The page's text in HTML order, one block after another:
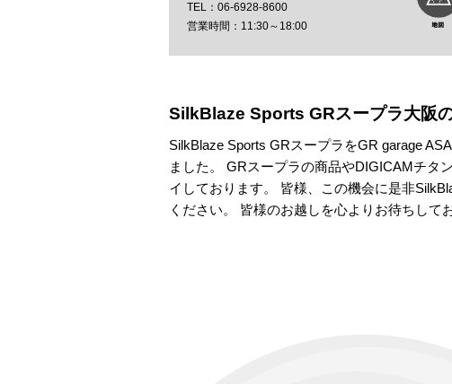
06-6928-8600
11:30～18:00
SilkBlaze Sports GRスープラ大阪
SilkBlaze Sports GRスープラをGR garage
ました。 GRスープラの商品やDIGICAMチタ
イしております。 皆様、この機会に是非
ください。 皆様のお越しを心よりお待ちして